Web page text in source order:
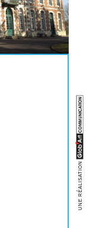
UNE RÉALISATION